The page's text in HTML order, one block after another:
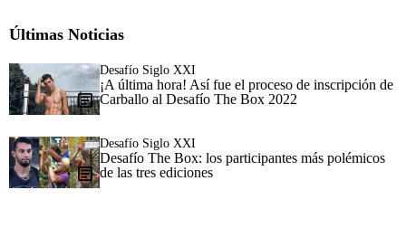
Últimas Noticias
Desafío Siglo XXI
¡A última hora! Así fue el proceso de inscripción de
Carballo al Desafío The Box 2022
Desafío Siglo XXI
Desafío The Box: los participantes más polémicos
de las tres ediciones